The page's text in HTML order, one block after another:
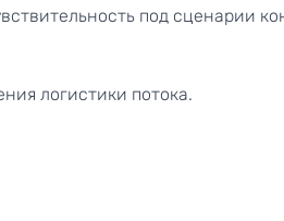
под сценарии
логистики потока.